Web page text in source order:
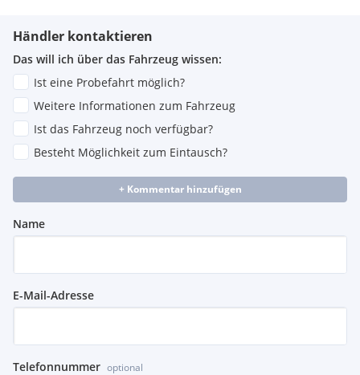
Händler kontaktieren
Das will ich über das Fahrzeug wissen:
Ist eine Probefahrt möglich?
Weitere Informationen zum Fahrzeug
Ist das Fahrzeug noch verfügbar?
Besteht Möglichkeit zum Eintausch?
+ Kommentar hinzufügen
Name
E-Mail-Adresse
Telefonnummer optional